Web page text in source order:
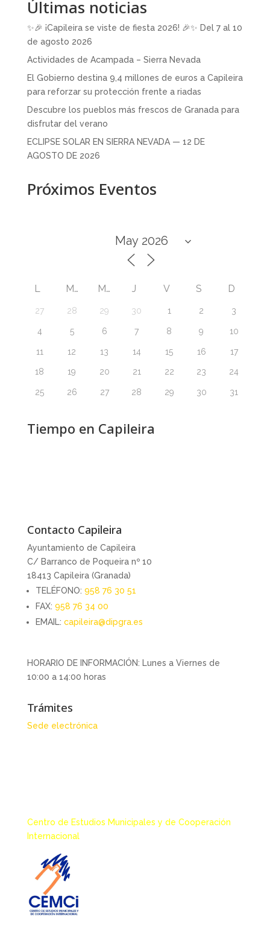
Últimas noticias
✨🎉 ¡Capileira se viste de fiesta 2026! 🎉✨ Del 7 al 10
de agosto 2026
Actividades de Acampada – Sierra Nevada
El Gobierno destina 9,4 millones de euros a Capileira
para reforzar su protección frente a riadas
Descubre los pueblos más frescos de Granada para
disfrutar del verano
ECLIPSE SOLAR EN SIERRA NEVADA — 12 DE
AGOSTO DE 2026
Próximos Eventos
L M M J V S D
27 28 29 30 1 2 3
4 5 6 7 8 9 10
11 12 13 14 15 16 17
18 19 20 21 22 23 24
25 26 27 28 29 30 31
Tiempo en Capileira
Contacto Capileira
Ayuntamiento de Capileira
C/ Barranco de Poqueira nº 10
18413 Capileira (Granada)
TELÉFONO: 958 76 30 51
FAX: 958 76 34 00
EMAIL: capileira@dipgra.es
HORARIO DE INFORMACIÓN: Lunes a Viernes de
10:00 a 14:00 horas
Trámites
Sede electrónica
Centro de Estudios Municipales y de Cooperación
Internacional